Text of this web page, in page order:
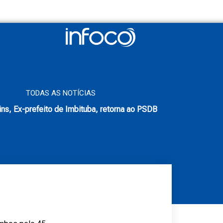
TODAS AS NOTÍCIAS
Ex-prefeito de Imbituba, retorna ao PSDB